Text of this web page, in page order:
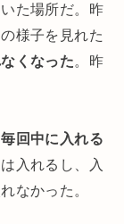
た場所だ。昨
様子を見れた
くなった。昨
毎回中に入れる
入れるし、入
なかった。